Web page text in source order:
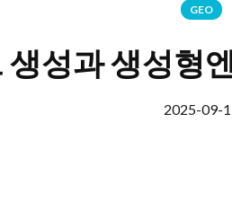
GEO
생성과 생성형
2025-09-